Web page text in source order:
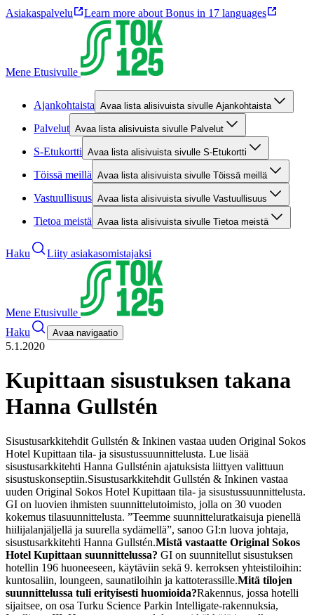
Asiakaspalvelu Learn more about Bonus in 17 languages
Mene Etusivulle
Ajankohtaista Avaa lista alisivuista sivulle Ajankohtaista
Palvelut Avaa lista alisivuista sivulle Palvelut
S-Etukortti Avaa lista alisivuista sivulle S-Etukortti
Töissä meillä Avaa lista alisivuista sivulle Töissä meillä
Vastuullisuus Avaa lista alisivuista sivulle Vastuullisuus
Tietoa meistä Avaa lista alisivuista sivulle Tietoa meistä
Haku Liity asiakasomistajaksi
Mene Etusivulle
Haku
Avaa navigaatio
5.1.2020
Kupittaan sisustuksen takana
Hanna Gullstén
Sisustusarkkitehdit Gullstén & Inkinen vastaa uuden Original Sokos
Hotel Kupittaan tila- ja sisustussuunnittelusta. Lue lisää
sisustusarkkitehti Hanna Gullsténin ajatuksista liittyen valittuun
sisustuskonseptiin.Sisustusarkkitehdit Gullstén & Inkinen vastaa
uuden Original Sokos Hotel Kupittaan tila- ja sisustussuunnittelusta.
GI on luovien ihmisten suunnittelutoimisto, jolla on 30 vuoden
kokemus tilasuunnittelusta. ”Teemme suunnitteluratkaisuja pienellä
hiilijalanjäljellä ja suurella sydämellä”, sanoo GI:n luova johtaja,
sisustusarkkitehti Hanna Gullstén.Mistä vastaatte Original Sokos
Hotel Kupittaan suunnittelussa? GI on suunnitellut sisustuksen
hotellin 196 huoneeseen, käytäviin sekä 9. kerroksen yhteistiloihin:
kuntosaliin, loungeen, saunatiloihin ja kattoterassille.Mitä tilojen
suunnittelussa tuli erityisesti huomioida?Rakennus, jossa hotelli
sijaitsee, on osa Turku Science Parkin Intelligate-rakennuksia,